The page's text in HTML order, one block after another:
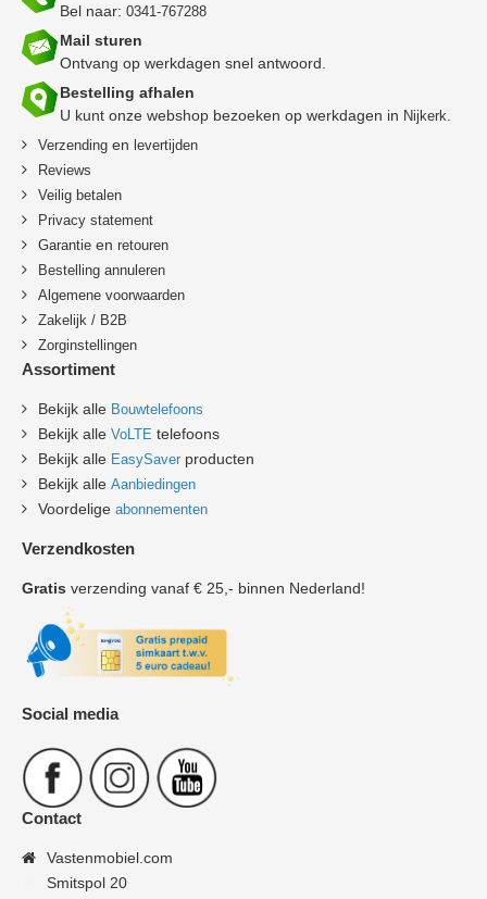
Bel naar: 0341-767288
Mail sturen
Ontvang op werkdagen snel antwoord.
Bestelling afhalen
U kunt onze webshop bezoeken op werkdagen in Nijkerk
Verzending en levertijden
Reviews
Veilig betalen
Privacy statement
Garantie en retouren
Bestelling annuleren
Algemene voorwaarden
Zakelijk / B2B
Zorginstellingen
Assortiment
Bekijk alle Bouwtelefoons
Bekijk alle VoLTE telefoons
Bekijk alle EasySaver producten
Bekijk alle Aanbiedingen
Voordelige abonnementen
Verzendkosten
Gratis verzending vanaf € 25,- binnen Nederland!
Social media
Contact
Vastenmobiel.com
Smitspol 20